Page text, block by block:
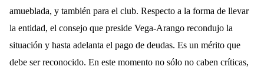
amueblada, y también para el club. Respecto a la forma de llevar
la entidad, el consejo que preside Vega-Arango recondujo la
situación y hasta adelanta el pago de deudas. Es un mérito que
debe ser reconocido. En este momento no sólo no caben críticas,